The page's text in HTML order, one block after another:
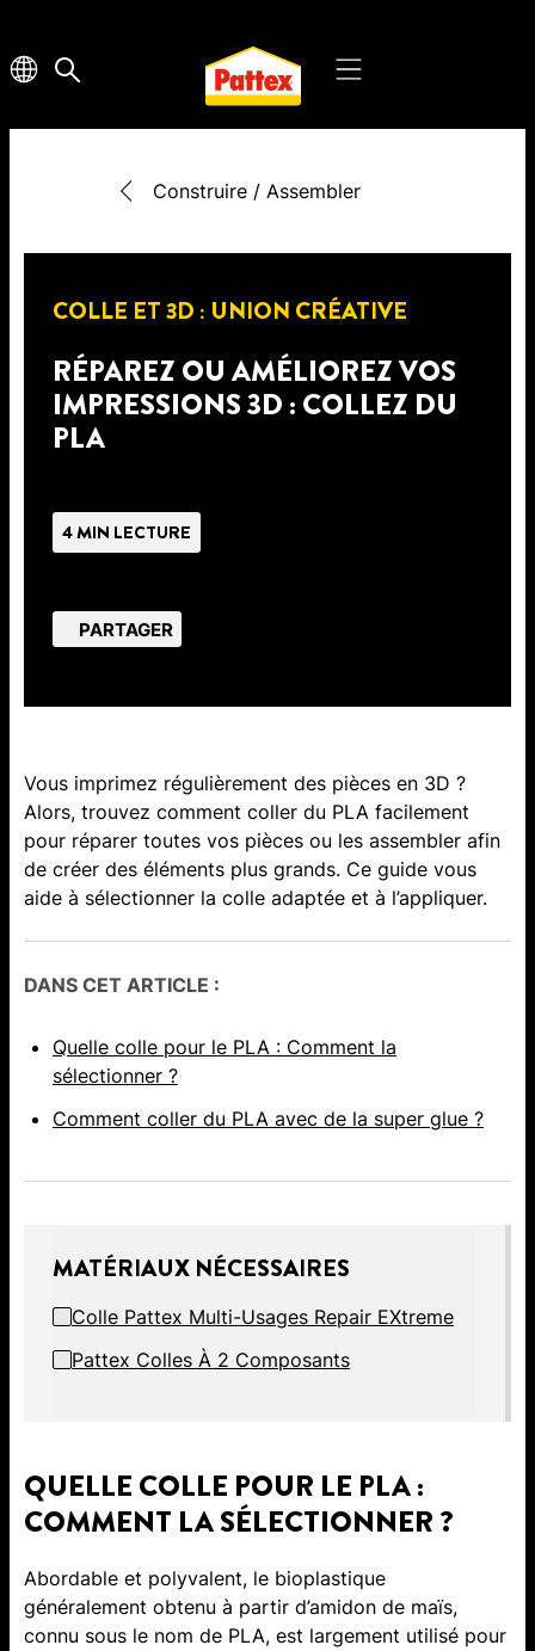
Construire / Assembler
COLLE ET 3D : UNION CRÉATIVE
RÉPAREZ OU AMÉLIOREZ VOS
IMPRESSIONS 3D : COLLEZ DU
PLA
4 MIN LECTURE
PARTAGER
Vous imprimez régulièrement des pièces en 3D ?
Alors, trouvez comment coller du PLA facilement
pour réparer toutes vos pièces ou les assembler afin
de créer des éléments plus grands. Ce guide vous
aide à sélectionner la colle adaptée et à l’appliquer.
DANS CET ARTICLE :
Quelle colle pour le PLA : Comment la
sélectionner ?
Comment coller du PLA avec de la super glue ?
QUELLE COLLE POUR LE PLA :
COMMENT LA SÉLECTIONNER ?
Abordable et polyvalent, le bioplastique
généralement obtenu à partir d’amidon de maïs,
connu sous le nom de PLA, est largement utilisé pour
MATÉRIAUX NÉCESSAIRES
Colle Pattex Multi-Usages Repair EXtreme
Pattex Colles À 2 Composants